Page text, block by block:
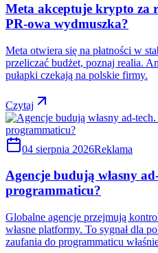
Meta akceptuje krypto za
PR-owa wydmuszka?
Meta otwiera się na płatności w
przeliczać budżet, poznaj realia.
pułapki czekają na polskie firmy.
Czytaj
04 sierpnia 2026Reklama
Agencje budują własny
programmaticu?
Globalne agencje przejmują
własne platformy. To sygnał dla
zaufania do programmaticu